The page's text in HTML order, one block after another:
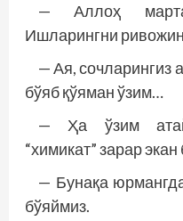
— Аллоҳ
Ишларингни
— Ая, сочларингиз
бўяб қўяман ўзим…
— Ҳа ўзим
“химикат” зарар
— Бунақа
бўяймиз.